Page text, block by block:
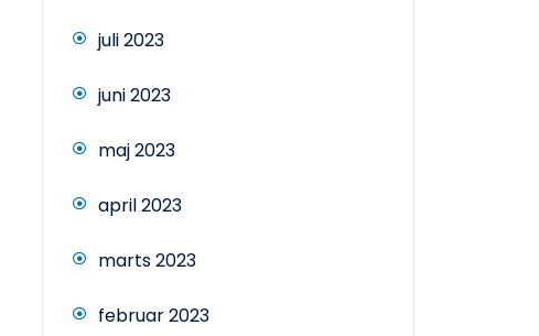
juli 2023
juni 2023
maj 2023
april 2023
marts 2023
februar 2023